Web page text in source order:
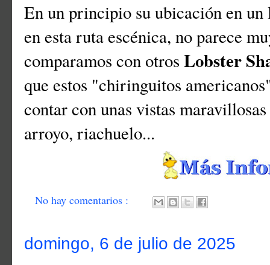
En un principio su ubicación en
en esta ruta escénica, no parece
comparamos con otros Lobster
que estos "chiringuitos
contar con unas vistas
arroyo, riachuelo...
No hay comentarios :
domingo, 6 de julio de 2025